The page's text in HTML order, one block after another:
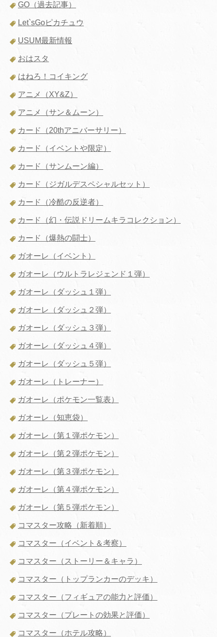
GO（過去記事）
Let`sGoピカチュウ
USUM最新情報
おはスタ
はねろ！コイキング
アニメ（XY&Z）
アニメ（サン＆ムーン）
カード（20thアニバーサリー）
カード（イベントや限定）
カード（サンムーン編）
カード（ジガルデスペシャルセット）
カード（冷酷の反逆者）
カード（幻・伝説ドリームキラコレクション）
カード（爆熱の闘士）
ガオーレ（イベント）
ガオーレ（ウルトラレジェンド１弾）
ガオーレ（ダッシュ１弾）
ガオーレ（ダッシュ２弾）
ガオーレ（ダッシュ３弾）
ガオーレ（ダッシュ４弾）
ガオーレ（ダッシュ５弾）
ガオーレ（トレーナー）
ガオーレ（ポケモン一覧表）
ガオーレ（知恵袋）
ガオーレ（第１弾ポケモン）
ガオーレ（第２弾ポケモン）
ガオーレ（第３弾ポケモン）
ガオーレ（第４弾ポケモン）
ガオーレ（第５弾ポケモン）
コマスター攻略（新着順）
コマスター（イベント＆考察）
コマスター（ストーリー＆キャラ）
コマスター（トップランカーのデッキ）
コマスター（フィギュアの能力と評価）
コマスター（プレートの効果と評価）
コマスター（ホテル攻略）